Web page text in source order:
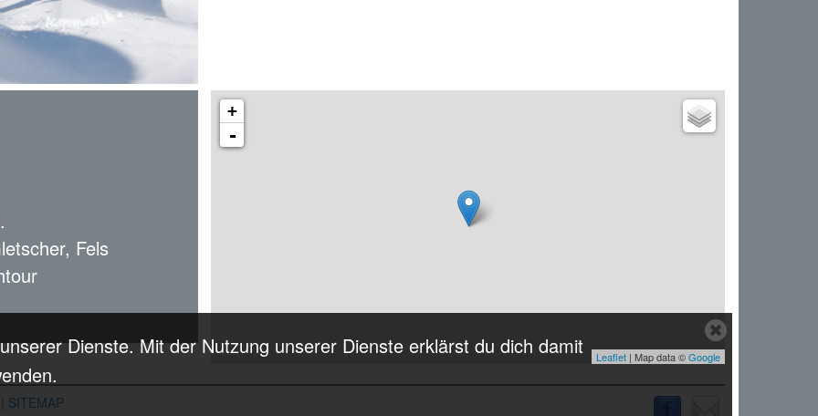
Dienste. Mit der Nutzung unserer Dienste erklärst du dich damit
Close
cookie
Fels
+
-
Leaflet | Map data ©Google
SITEMAP